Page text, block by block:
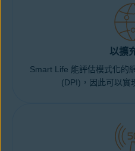
以擴
Smart Life 能評估模式化的
(DPI)，因此可以實